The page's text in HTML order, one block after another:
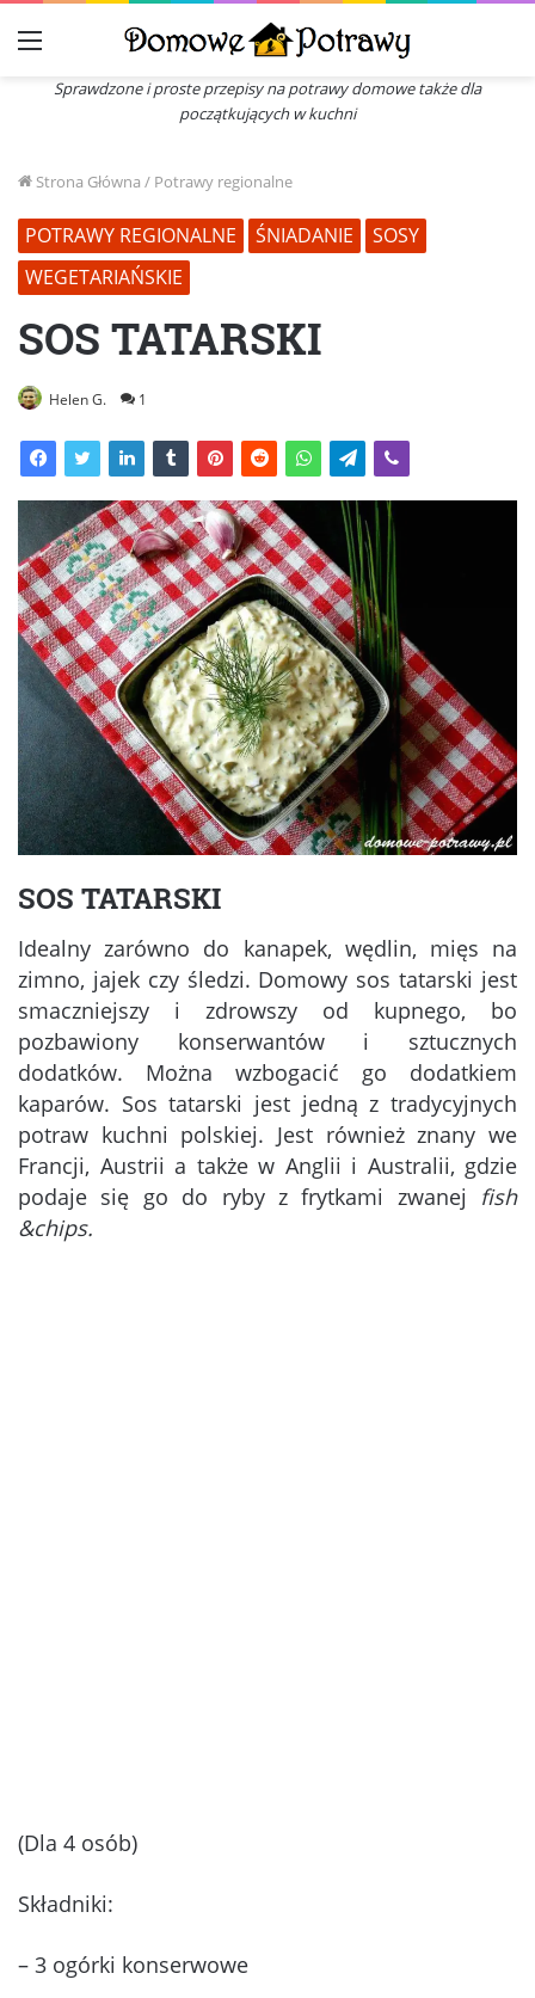
Menu
Sprawdzone i proste przepisy na potrawy domowe także dla
początkujących w kuchni
Strona Główna / Potrawy regionalne
POTRAWY REGIONALNE ŚNIADANIE
SOSY
WEGETARIAŃSKIE
SOS TATARSKI
Helen G. 1
SOS TATARSKI
Idealny zarówno do kanapek, wędlin, mięs na
zimno, jajek czy śledzi. Domowy sos tatarski jest
smaczniejszy i zdrowszy od kupnego, bo
pozbawiony konserwantów i sztucznych
dodatków. Można wzbogacić go dodatkiem
kaparów. Sos tatarski jest jedną z tradycyjnych
potraw kuchni polskiej. Jest również znany we
Francji, Austrii a także w Anglii i Australii, gdzie
podaje się go do ryby z frytkami zwanej fish
&chips.
(Dla 4 osób)
Składniki:
– 3 ogórki konserwowe